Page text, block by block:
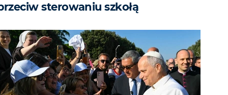
sterowaniu szkołą